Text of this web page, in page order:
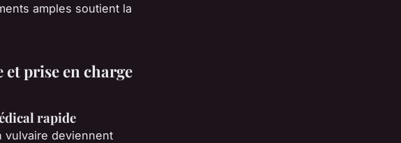
amples soutient la
prise en charge
rapide
vulvaire deviennent